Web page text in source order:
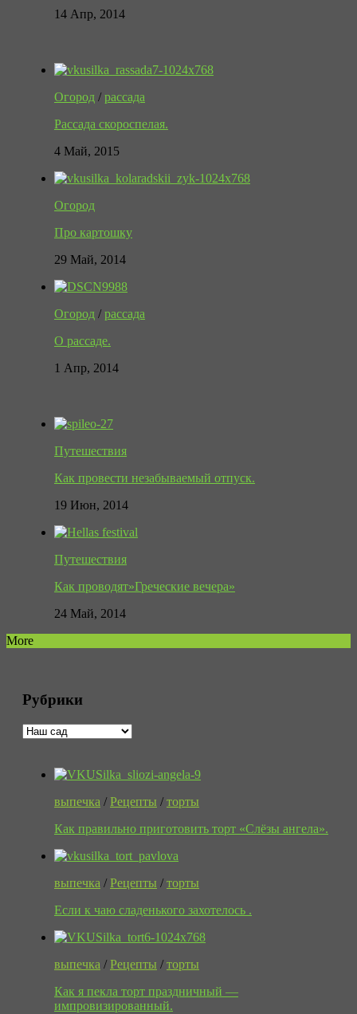
14 Апр, 2014
Огород /рассада
Рассада скороспелая.
4 Май, 2015
Огород
Про картошку
29 Май, 2014
Огород /рассада
О рассаде.
1 Апр, 2014
Путешествия
Как провести незабываемый отпуск.
19 Июн, 2014
Путешествия
Как проводят»Греческие вечера»
24 Май, 2014
More
Рубрики
выпечка /Рецепты /торты
Как правильно приготовить торт «Слёзы ангела».
выпечка /Рецепты /торты
Если к чаю сладенького захотелось .
выпечка /Рецепты /торты
Как я пекла торт праздничный —
импровизированный.